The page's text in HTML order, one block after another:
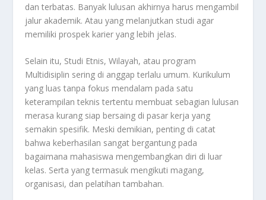
dan terbatas. Banyak lulusan akhirnya harus mengambil
jalur akademik. Atau yang melanjutkan studi agar
memiliki prospek karier yang lebih jelas.
Selain itu, Studi Etnis, Wilayah, atau program
Multidisiplin sering di anggap terlalu umum. Kurikulum
yang luas tanpa fokus mendalam pada satu
keterampilan teknis tertentu membuat sebagian lulusan
merasa kurang siap bersaing di pasar kerja yang
semakin spesifik. Meski demikian, penting di catat
bahwa keberhasilan sangat bergantung pada
bagaimana mahasiswa mengembangkan diri di luar
kelas. Serta yang termasuk mengikuti magang,
organisasi, dan pelatihan tambahan.